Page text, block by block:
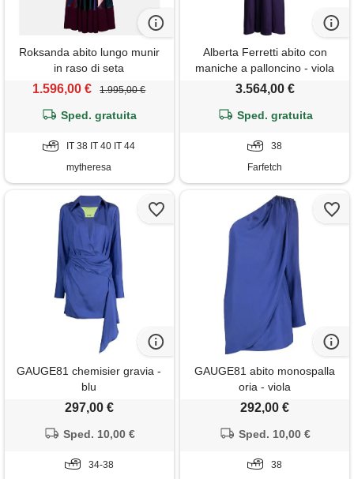
Roksanda abito lungo munir
in raso di seta
1.596,00 € 1.995,00 €
Sped. gratuita
IT 38 IT 40 IT 44
mytheresa
Alberta Ferretti abito con
maniche a palloncino - viola
3.564,00 €
Sped. gratuita
38
Farfetch
GAUGE81 chemisier gravia -
blu
297,00 €
Sped. 10,00 €
34-38
GAUGE81 abito monospalla
oria - viola
292,00 €
Sped. 10,00 €
38